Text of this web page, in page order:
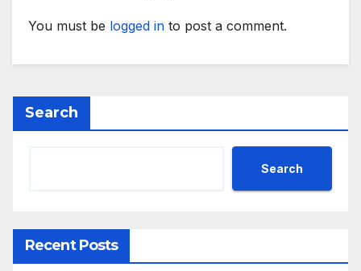
You must be logged in to post a comment.
Search
Search
Recent Posts